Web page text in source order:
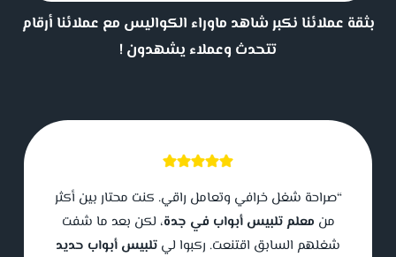
بثقة عملائنا نكبر شاهد ماوراء الكواليس مع عملائنا أرقام
تتحدث وعملاء يشهدون !
“صراحة شغل خرافي وتعامل راقي. كنت محتار بين أكثر
من معلم تلبيس أبواب في جدة، لكن بعد ما شفت
شغلهم السابق اقتنعت. ركبوا لي تلبيس أبواب حديد